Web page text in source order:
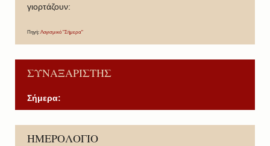
γιορτάζουν:
Πηγή: Λογισμικό "Σήμερα"
ΣΥΝΑΞΑΡΙΣΤΗΣ
Σήμερα:
ΗΜΕΡΟΛΟΓΙΟ
P
r
P
r
N
e
N
e